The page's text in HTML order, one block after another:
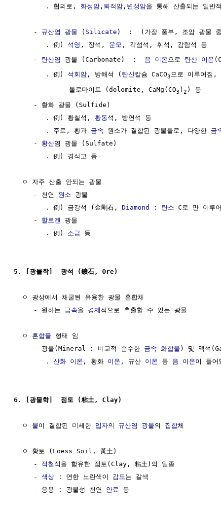
        . 협의로,
화성암 , 퇴적암 , 변성암을 통해 산출되는 일반
     -
규산염 광물 ( Silicate )  :  (가장 풍부, 조암 광물
        . 例)
석영 , 장석, 운모 , 각섬석, 휘석, 감람석 등
     -
탄산염 광물 (Carbonate)  : 음 이온 으로 탄산 이온
        . 例)
석회암 , 방해석 ( 탄산칼슘 CaCO3으로 이루어짐,
              돌로마이트 (dolomite, CaMg(CO
3 ) 2 ) 등
     - 황화 광물 (Sulfide)
        . 例) 황철석,
황동석, 방연석 등
        . 주로, 황과
금속 원소가 결합된 광물들로, 다양한 금
     -
황산염 광물 (Sulfate)
        . 例) 경석고 등
  ㅇ 자주 산출 안되는 광물
     - 천연
원소 광물
        . 例) 금강석 (金剛石,
Diamond : 탄소 C로 만 이
     -
할로겐
광물
        . 例)
소금 등
5. [광물학]  광석 (鑛石, Ore)
  ㅇ 광상에서 채굴된 유용한 광물 혼합체
     - 원하는
금속을 경제 적으로 추출할 수 있는 광물
  ㅇ
혼합물 형태 임
     - 광물(Mineral : 비교적 순수한
금속 화합물 ) 및 맥석
        .
산화 이온 , 황화 이온 , 규산 이온 등 음 이온이 들
6. [광물학]  점토 (粘土, Clay)
  ㅇ
물이 결합된 미세한 입자의 규산염 광물의 집합체
  ㅇ 황토 (Loess Soil, 黃土)
     -
적철 석을 함유한 점토(Clay, 粘土)의 일종
     -
색상 : 연한 노란색이 감도 는 갈색
     - 응용 : 광물성 천연
안료 등